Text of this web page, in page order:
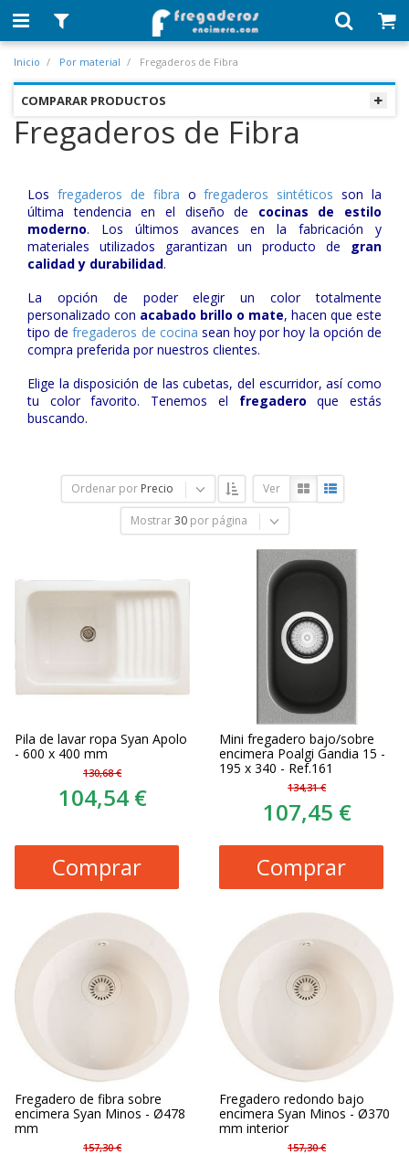
Inicio Por material Fregaderos de Fibra
COMPARAR PRODUCTOS
Fregaderos de Fibra
Los fregaderos de fibra ofregaderos sintéticos son la
última tendencia en el diseño de cocinas de estilo
moderno. Los últimos avances en la fabricación y
materiales utilizados garantizan un producto de gran
calidad y durabilidad.
La opción de poder elegir un color totalmente
personalizado con acabado brillo o mate, hacen que este
tipo defregaderos de cocina sean hoy por hoy la opción de
compra preferida por nuestros clientes.
Elige la disposición de las cubetas, del escurridor, así como
tu color favorito. Tenemos el fregadero que estás
buscando.
Ordenar por Precio Ver
Mostrar 30 por página
Pila de lavar ropa Syan Apolo
- 600 x 400 mm
130,68 €
104,54 €
Comprar
Mini fregadero bajo/sobre
encimera Poalgi Gandia 15 -
195 x 340 - Ref.161
134,31 €
107,45 €
Comprar
Fregadero de fibra sobre
encimera Syan Minos - Ø478
mm
157,30 €
Fregadero redondo bajo
encimera Syan Minos - Ø370
mm interior
157,30 €